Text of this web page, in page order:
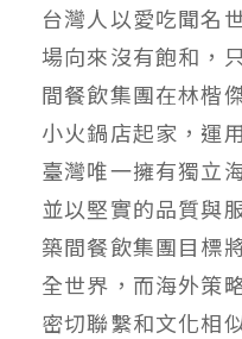
台灣人以愛吃聞名
場向來沒有飽和，
間餐飲集團在林楷
小火鍋店起家，運
臺灣唯一擁有獨立
並以堅實的品質與
築間餐飲集團目標
全世界，而海外策
密切聯繫和文化相